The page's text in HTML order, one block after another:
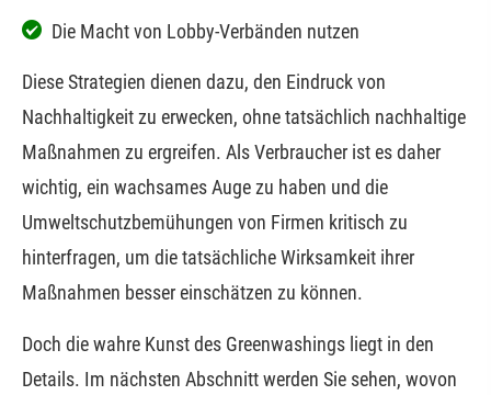
Die Macht von Lobby-Verbänden nutzen
Diese Strategien dienen dazu, den Eindruck von
Nachhaltigkeit zu erwecken, ohne tatsächlich nachhaltige
Maßnahmen zu ergreifen. Als Verbraucher ist es daher
wichtig, ein wachsames Auge zu haben und die
Umweltschutzbemühungen von Firmen kritisch zu
hinterfragen, um die tatsächliche Wirksamkeit ihrer
Maßnahmen besser einschätzen zu können.
Doch die wahre Kunst des Greenwashings liegt in den
Details. Im nächsten Abschnitt werden Sie sehen, wovon